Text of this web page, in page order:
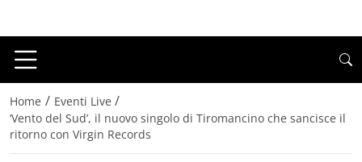
Home / Eventi Live /
‘Vento del Sud’, il nuovo singolo di Tiromancino che sancisce il
ritorno con Virgin Records